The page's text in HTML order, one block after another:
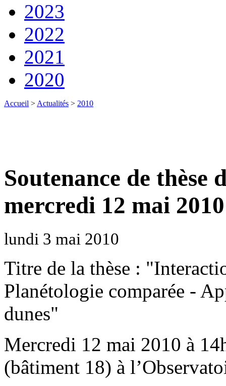
2023
2022
2021
2020
Accueil > Actualités > 2010
Soutenance de thèse
mercredi 12 mai 2010
lundi 3 mai 2010
Titre de la thèse :
Planétologie comparée -
dunes"
Mercredi 12 mai 2010 à
(bâtiment 18) à